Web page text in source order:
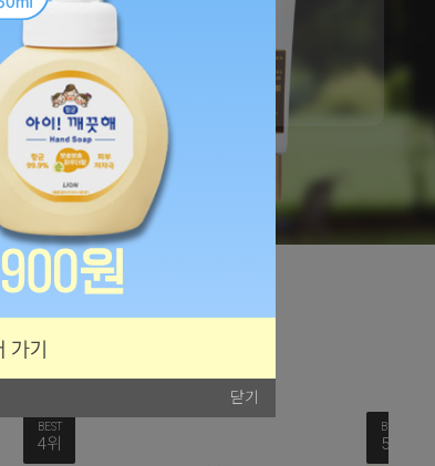
닫기
BEST
4위
BEST
5위